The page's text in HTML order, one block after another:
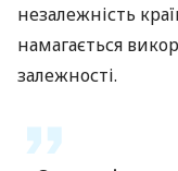
незалежність
намагається
залежності.